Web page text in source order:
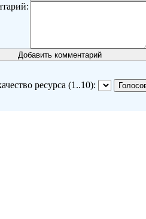
ресурса (1..10):